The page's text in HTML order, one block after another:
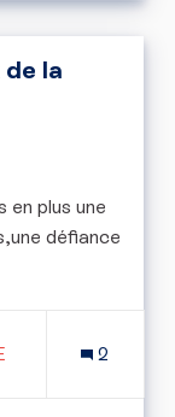
la
en plus une
défiance
2